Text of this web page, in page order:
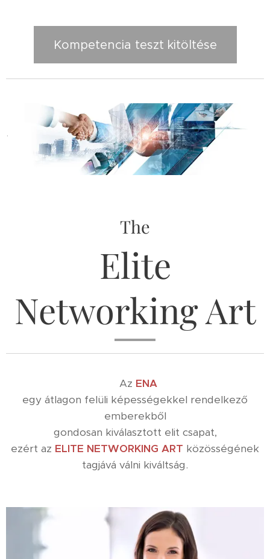
Kompetencia teszt kitöltése
.
The
Elite
Networking Art
Az ENA
egy átlagon felüli képességekkel rendelkező
emberekből
gondosan kiválasztott elit csapat,
ezért az ELITE NETWORKING ART közösségének
tagjává válni kiváltság.